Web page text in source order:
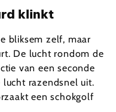
klinkt
bliksem zelf, maar
De lucht rondom de
van een seconde
razendsnel uit.
een schokgolf